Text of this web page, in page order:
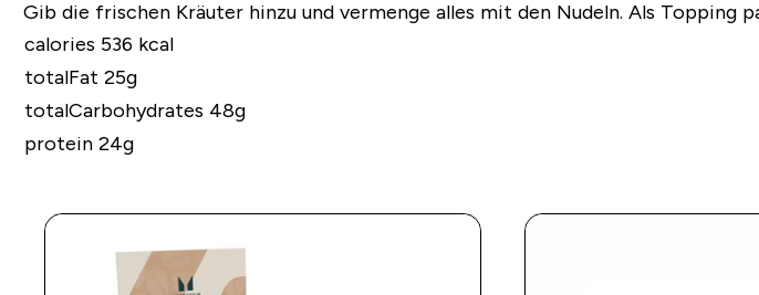
Gib die frischen Kräuter hinzu und vermenge alles mit den Nudeln. Als Topping
calories 536 kcal
totalFat 25g
totalCarbohydrates 48g
protein 24g